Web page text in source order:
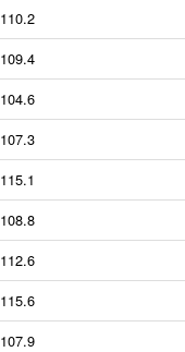
110.2
109.4
104.6
107.3
115.1
108.8
112.6
115.6
107.9